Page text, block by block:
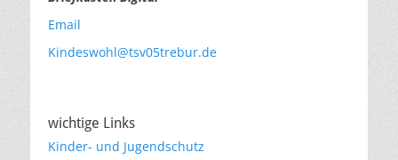
Email
Kindeswohl@tsv05trebur.de
wichtige Links
Kinder- und Jugendschutz